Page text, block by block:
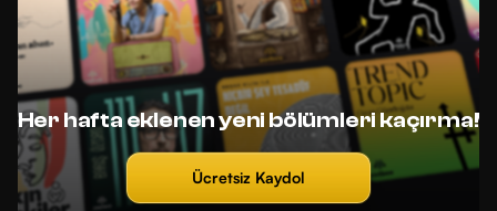
Her hafta eklenen yeni bölümleri kaçırma!
Ücretsiz Kaydol